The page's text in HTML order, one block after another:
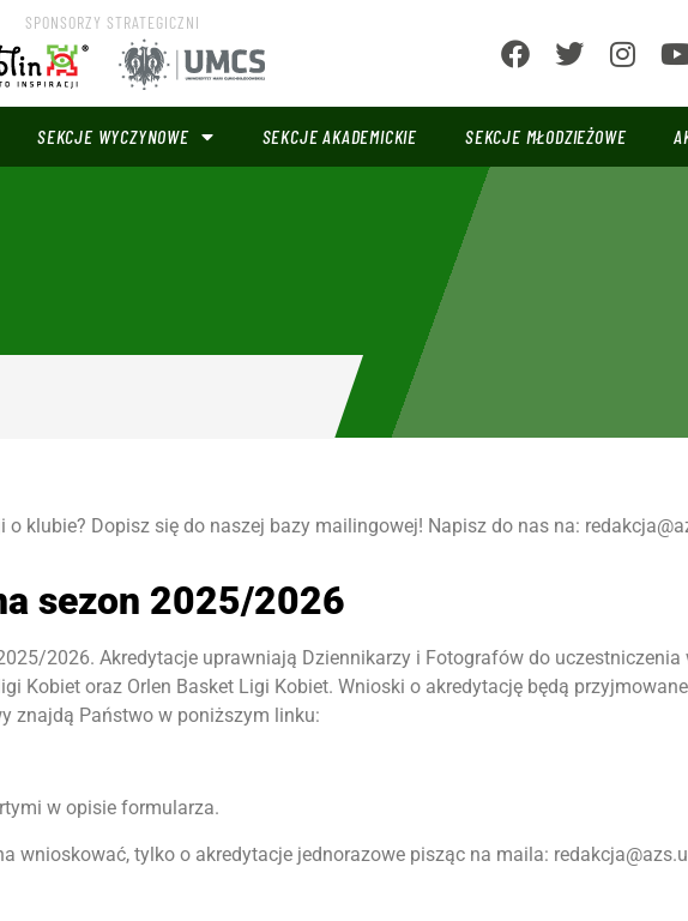
SPONSORZY STRATEGICZNI
SEKCJE WYCZYNOWE SEKCJE AKADEMICKIE SEKCJE MŁODZIEŻOWE
klubie? Dopisz się do naszej bazy mailingowej! Napisz do nas na:
sezon 2025/2026
2026. Akredytacje uprawniają Dziennikarzy i Fotografów do
Kobiet oraz Orlen Basket Ligi Kobiet. Wnioski o akredytację będą
znajdą Państwo w poniższym linku:
w opisie formularza.
wnioskować, tylko o akredytacje jednorazowe pisząc na maila: